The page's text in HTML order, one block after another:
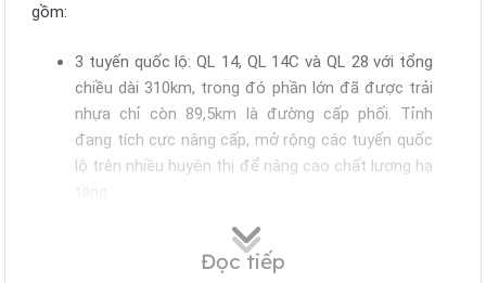
gồm:
3 tuyến quốc lộ: QL 14, QL 14C và QL 28 với tổng
chiều dài 310km, trong đó phần lớn đã được trải
nhựa chỉ còn 89,5km là đường cấp phối. Tỉnh
đang tích cực nâng cấp, mở rộng các tuyến quốc
lộ trên nhiều huyện thị để nâng cao chất lượng hạ
682; 683; 684; 685 và 686 với tổng chiều dài
318km, tuy nhiên mới chỉ rải nhựa được 84%.
Đọc tiếp